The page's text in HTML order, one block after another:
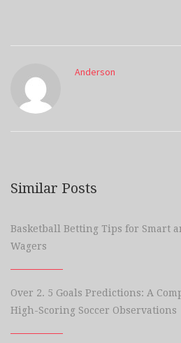
Anderson
Similar Posts
Basketball Betting Tips for Smart
Wagers
Over 2. 5 Goals Predictions: A
High-Scoring Soccer Observations